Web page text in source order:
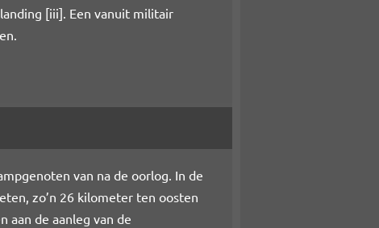
[iii]. Een vanuit militair
van na de oorlog. In de
zo’n 26 kilometer ten oosten
aan de aanleg van de